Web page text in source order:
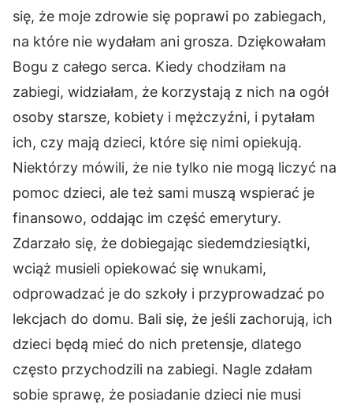
się, że moje zdrowie się poprawi po zabiegach,
na które nie wydałam ani grosza. Dziękowałam
Bogu z całego serca. Kiedy chodziłam na
zabiegi, widziałam, że korzystają z nich na ogół
osoby starsze, kobiety i mężczyźni, i pytałam
ich, czy mają dzieci, które się nimi opiekują.
Niektórzy mówili, że nie tylko nie mogą liczyć na
pomoc dzieci, ale też sami muszą wspierać je
finansowo, oddając im część emerytury.
Zdarzało się, że dobiegając siedemdziesiątki,
wciąż musieli opiekować się wnukami,
odprowadzać je do szkoły i przyprowadzać po
lekcjach do domu. Bali się, że jeśli zachorują, ich
dzieci będą mieć do nich pretensje, dlatego
często przychodzili na zabiegi. Nagle zdałam
sobie sprawę, że posiadanie dzieci nie musi